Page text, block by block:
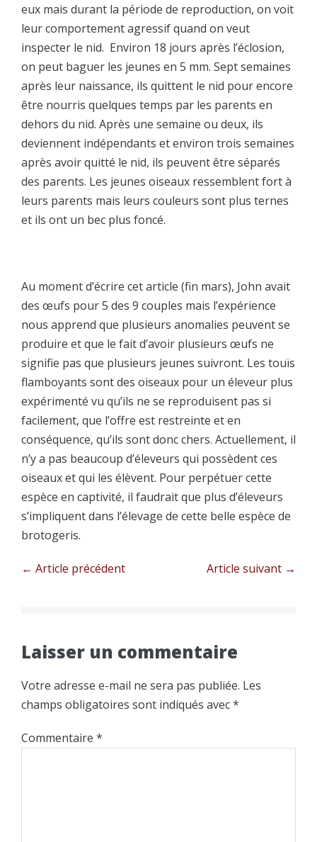
eux mais durant la période de reproduction, on voit
leur comportement agressif quand on veut
inspecter le nid. Environ 18 jours après l’éclosion,
on peut baguer les jeunes en 5 mm. Sept semaines
après leur naissance, ils quittent le nid pour encore
être nourris quelques temps par les parents en
dehors du nid. Après une semaine ou deux, ils
deviennent indépendants et environ trois semaines
après avoir quitté le nid, ils peuvent être séparés
des parents. Les jeunes oiseaux ressemblent fort à
leurs parents mais leurs couleurs sont plus ternes
et ils ont un bec plus foncé.
Au moment d’écrire cet article (fin mars), John avait
des œufs pour 5 des 9 couples mais l’expérience
nous apprend que plusieurs anomalies peuvent se
produire et que le fait d’avoir plusieurs œufs ne
signifie pas que plusieurs jeunes suivront. Les touïs
flamboyants sont des oiseaux pour un éleveur plus
expérimenté vu qu’ils ne se reproduisent pas si
facilement, que l’offre est restreinte et en
conséquence, qu’ils sont donc chers. Actuellement, il
n’y a pas beaucoup d’éleveurs qui possèdent ces
oiseaux et qui les élèvent. Pour perpétuer cette
espèce en captivité, il faudrait que plus d’éleveurs
s’impliquent dans l’élevage de cette belle espèce de
brotogeris.
Navigation
← Article précédent Article suivant →
Laisser un commentaire
Votre adresse e-mail ne sera pas publiée. Les
champs obligatoires sont indiqués avec*
Commentaire *